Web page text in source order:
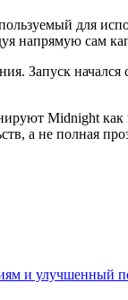
для
напрямую сам
Запуск
Midnight
а не полная
и улучшенный